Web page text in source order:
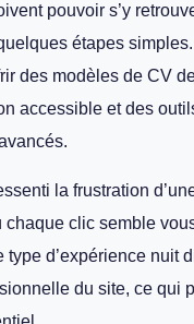
pouvoir s’y
étapes
des modèles de CV
accessible et des
la frustration
chaque clic semble
type d’expérience nuit
du site, ce qui